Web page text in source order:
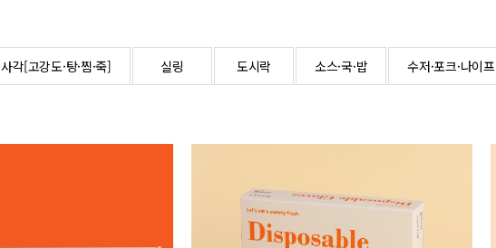
사각[고강도·탕·찜·죽] 실링 도시락 소스·국·밥 수저·포크·나이프